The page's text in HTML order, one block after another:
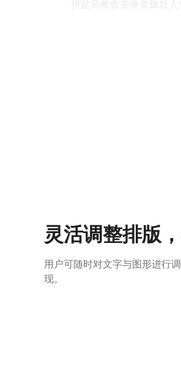
灵活调整排版
用户可随时对文字与图形进行
现。